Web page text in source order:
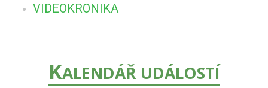
VIDEOKRONIKA
KALENDÁŘ UDÁLOSTÍ